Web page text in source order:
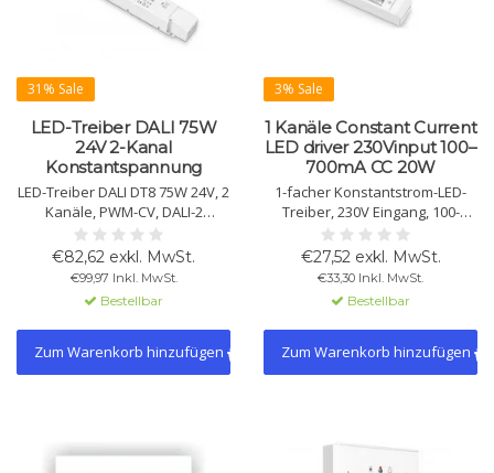
31% Sale
LED-Treiber DALI 75W
24V 2-Kanal
Konstantspannung
LED-Treiber DALI DT8 75W 24V, 2
Kanäle, PWM-CV, DALI-2
zertifiziert, dimmbar 0-100%,
Tunable White (2700-6500K),
IP20, CE & ENEC zertifiziert.
Schutz gegen Überlast &
Kurzschluss.
€82,62 exkl. MwSt.
€99,97 Inkl. MwSt.
Bestellbar
Zum Warenkorb hinzufügen
3% Sale
1 Kanäle Constant Current
LED driver 230Vinput 100–
700mA CC 20W
1-facher Konstantstrom-LED-
Treiber, 230V Eingang, 100-
700mA CC, 20W. NFC einstellbar,
DALI-2, V0 flammhemmendes
PC, vibrationsfreies Dimmen,
SELV-Sicherheit. Geeignet für
Innenleuchten.
€27,52 exkl. MwSt.
€33,30 Inkl. MwSt.
Bestellbar
Zum Warenkorb hinzufügen